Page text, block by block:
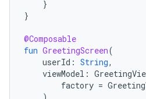
}
}
@Composable
fun GreetingScreen(
userId : String,
viewModel :
factory =